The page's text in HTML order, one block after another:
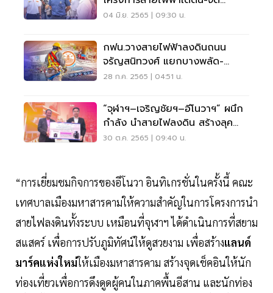
ระเบียบสายสื่อสาร
04 มิ.ย. 2565 | 09:30 น.
กฟน.วางสายไฟฟ้าลงดินถนน
จรัญสนิทวงศ์ แยกบางพลัด-
ท่าพระ คืบหน้า 73%
28 ก.ค. 2565 | 04:51 น.
“จุฬาฯ–เจริญชัยฯ–อีโนวาฯ” ผนึก
กำลัง นำสายไฟลงดิน สร้างลุค
ใหม่“สยามสแควร์”
30 ต.ค. 2565 | 09:40 น.
“การเยี่ยมชมกิจการของอีโนวา อินทิเกรชั่นในครั้งนี้ คณะ
เทศบาลเมืองมหาสารคามให้ความสำคัญในการโครงการนำ
สายไฟลงดินทั้งระบบ เหมือนที่จุฬาฯ ได้ดำเนินการที่สยาม
สแสคร์ เพื่อการปรับภูมิทัศน์ให้ดูสวยงาม เพื่อสร้างแลนด์
มาร์คแห่งใหม่ให้เมืองมหาสารคาม สร้างจุดเช็คอินให้นัก
ท่องเที่ยวเพื่อการดึงดูดผู้คนในภาคพื้นอีสาน และนักท่อง